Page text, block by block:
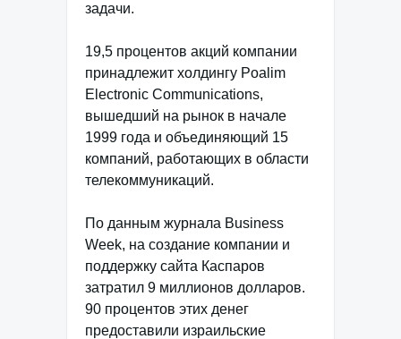
задачи.
19,5 процентов акций компании
принадлежит холдингу Poalim
Electronic Communications,
вышедший на рынок в начале
1999 года и объединяющий 15
компаний, работающих в области
телекоммуникаций.
По данным журнала Business
Week, на создание компании и
поддержку сайта Каспаров
затратил 9 миллионов долларов.
90 процентов этих денег
предоставили израильские